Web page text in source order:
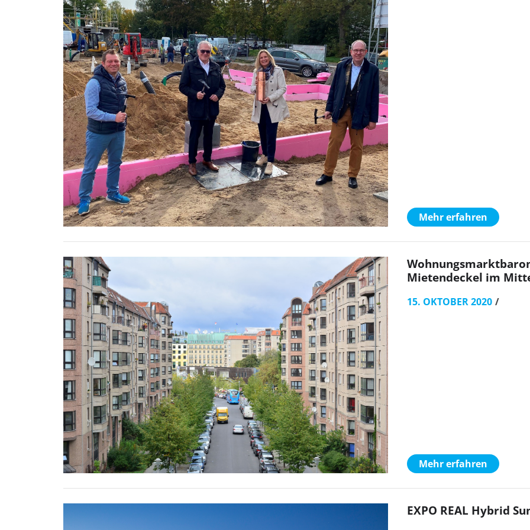
Mehr erfahren
Mietendeckel im
15. OKTOBER 2020
Mehr erfahren
EXPO REAL Hybrid